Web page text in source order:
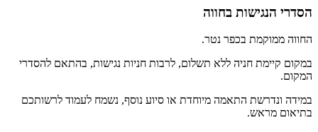
הסדרי הנגישות בחווה
החווה ממוקמת בכפר נטר.
במקום קיימת חניה ללא תשלום, לרבות חניות נגישות, בהתאם להסדרי
המקום.
במידה ונדרשת התאמה מיוחדת או סיוע נוסף, נשמח לעמוד לרשותכם
בתיאום מראש.